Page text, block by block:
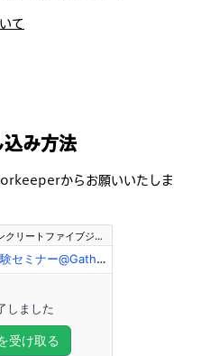
て
込み方法
からお願いいたしま